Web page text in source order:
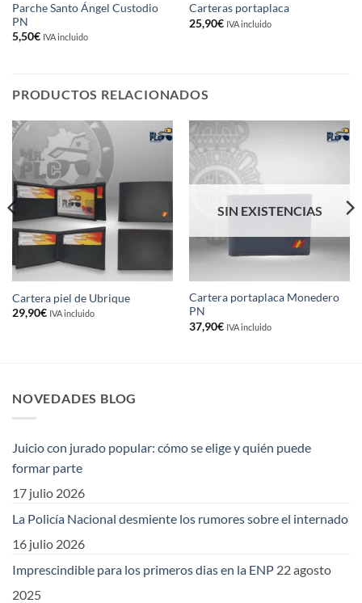
Parche Santo Ángel Custodio
PN
5,50€ IVA incluido
Carteras portaplaca
25,90€ IVA incluido
PRODUCTOS RELACIONADOS
Cartera piel de Ubrique
29,90€ IVA incluido
SIN EXISTENCIAS
Cartera portaplaca Monedero
PN
37,90€ IVA incluido
NOVEDADES BLOG
Juicio con jurado popular: cómo se elige y quién puede
formar parte
17 julio 2026
La Policía Nacional desmiente los rumores sobre el internado
16 julio 2026
Imprescindible para los primeros dias en la ENP 22 agosto
2025